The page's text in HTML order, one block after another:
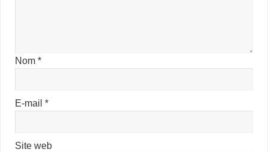
Nom*
E-mail*
Site web